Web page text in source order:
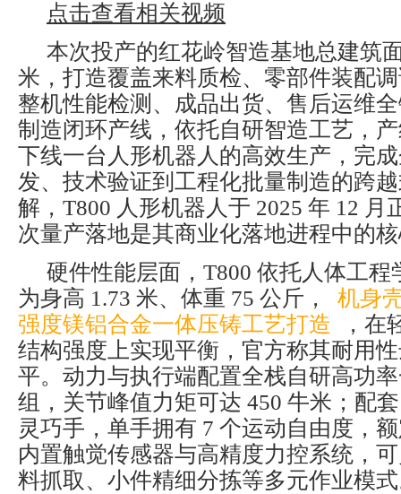
点击查看相关视频
本次投产的红花岭智造基地总建筑
米，打造覆盖来料质检、零部件装配
整机性能检测、成品出货、售后运维
制造闭环产线，依托自研智造工艺，
下线一台人形机器人的高效生产，完
发、技术验证到工程化批量制造的跨
解，T800 人形机器人于 2025 年 12 月
次量产落地是其商业化落地进程中的
硬件性能层面，T800 依托人体工程
为身高 1.73 米、体重 75 公斤，
机身
强度镁铝合金一体压铸工艺打造
，在
结构强度上实现平衡，官方称其耐用
平。动力与执行端配置全栈自研高功
组，关节峰值力矩可达 450 牛米；配
灵巧手，单手拥有 7 个运动自由度，
内置触觉传感器与高精度力控系统，
料抓取、小件精细分拣等多元作业模